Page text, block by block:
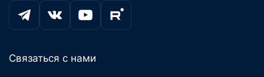
Связаться с нами